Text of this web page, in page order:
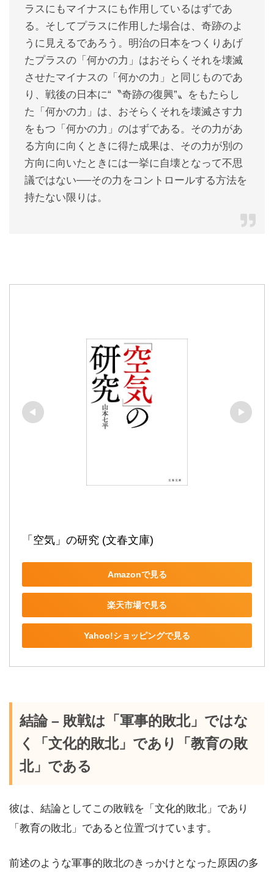
ラスにもマイナスにも作用しているはずであ
る。そしてプラスに作用した場合は、奇跡のよ
うに見えるであろう。明治の日本をつくりあげ
たプラスの「何かの力」はおそらくそれを壊滅
させたマイナスの「何かの力」と同じものであ
り、戦後の日本に“〝奇跡の復興”〟をもたらし
た「何かの力」は、おそらくそれを壊滅さす力
をもつ「何かの力」のはずである。その力があ
る方向に向くときに得た成果は、その力が別の
方向に向いたときには一挙に自壊となって不思
議ではない──その力をコントロールする方法を
持たない限りは。
「空気」の研究 (文春文庫)
Amazonで見る
楽天市場で見る
Yahoo!ショッピングで見る
結論 – 敗戦は「軍事的敗北」ではな
く「文化的敗北」であり「教育の敗
北」である
彼は、結論としてこの敗戦を「文化的敗北」であり
「教育の敗北」であると位置づけています。
前述のような軍事的敗北のきっかけとなった原因の多